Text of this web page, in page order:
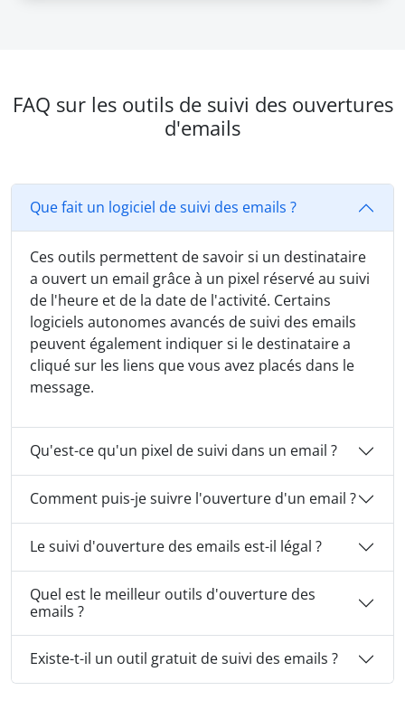
FAQ sur les outils de suivi des ouvertures
d'emails
Que fait un logiciel de suivi des emails ?
Ces outils permettent de savoir si un destinataire
a ouvert un email grâce à un pixel réservé au suivi
de l'heure et de la date de l'activité. Certains
logiciels autonomes avancés de suivi des emails
peuvent également indiquer si le destinataire a
cliqué sur les liens que vous avez placés dans le
message.
Qu'est-ce qu'un pixel de suivi dans un email ?
Comment puis-je suivre l'ouverture d'un email ?
Le suivi d'ouverture des emails est-il légal ?
Quel est le meilleur outils d'ouverture des
emails ?
Existe-t-il un outil gratuit de suivi des emails ?